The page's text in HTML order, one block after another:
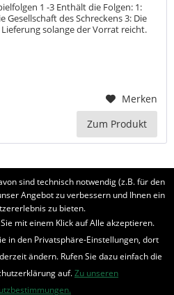
1 -3 Enthält die Folgen: 1:
Gesellschaft des Schreckens 3: Die
solange der Vorrat reicht.
Merken
Zum Produkt
sind technisch notwendig (z.B. für den
Angebot zu verbessern und Ihnen ein
zu bieten.
mit einem Klick auf Alle akzeptieren.
in den Privatsphäre-Einstellungen, dort
ändern. Rufen Sie dazu einfach die
auf.Zu unseren